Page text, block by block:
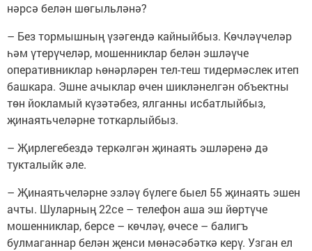
нәрсә белән шөгыльләнә?
– Без тормышның үзәгендә кайныйбыз. Көчләүчеләр
һәм үтерүчеләр, мошенниклар белән эшләүче
оперативниклар һөнәрләрен тел-теш тидермәслек итеп
башкара. Эшне ачыклар өчен шикләнелгән объектны
төн йокламый күзәтәбез, ялганны исбатлыйбыз,
җинаятьчеләрне тоткарлыйбыз.
– Җирлегебездә теркәлгән җинаять эшләренә дә
тукталыйк әле.
– Җинаятьчеләрне эзләү бүлеге быел 55 җинаять эшен
ачты. Шуларның 22се – телефон аша эш йөртүче
мошенниклар, берсе – көчләү, өчесе – балигъ
булмаганнар белән җенси мөнәсәбәткә керү. Узган ел